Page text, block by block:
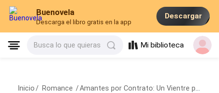
Buenovela
Descarga el libro gratis en la app
Descargar
Busca lo que quieras Mi biblioteca
Inicio / Romance /Amantes por Contrato: Un Vientre para el CEO